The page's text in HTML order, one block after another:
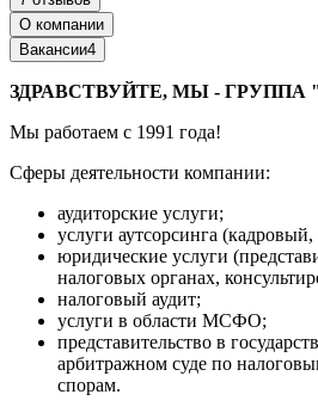
О компании
Вакансии4
ЗДРАВСТВУЙТЕ, МЫ -
Мы работаем с 1991 года!
Сферы деятельности компании:
аудиторские услуги;
услуги аутсорсинга
юридические услуги
налоговых органах,
налоговый аудит;
услуги в области МСФО;
представительство в
арбитражном суде по
спорам.